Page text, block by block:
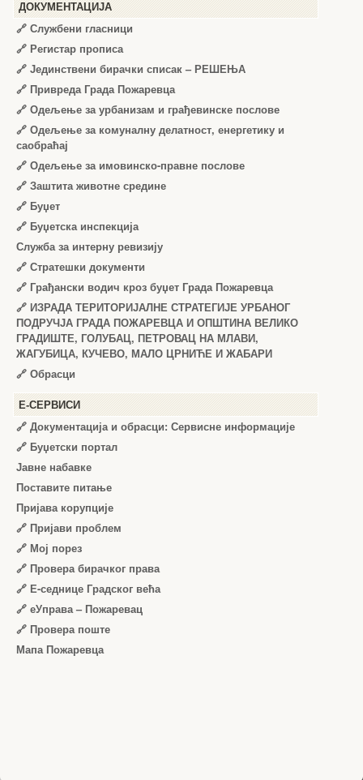
ДОКУМЕНТАЦИЈА
🔗 Службени гласници
🔗 Регистар прописа
🔗 Јединствени бирачки списак – РЕШЕЊА
🔗 Привреда Града Пожаревца
🔗 Одељење за урбанизам и грађевинске послове
🔗 Одељење за комуналну делатност, енергетику и
саобраћај
🔗 Одељење за имовинско-правне послове
🔗 Заштита животне средине
🔗 Буџет
🔗 Буџетска инспекција
Служба за интерну ревизију
🔗 Стратешки документи
🔗 Грађански водич кроз буџет Града Пожаревца
🔗 ИЗРАДА ТЕРИТОРИЈАЛНЕ СТРАТЕГИЈЕ УРБАНОГ
ПОДРУЧЈА ГРАДА ПОЖАРЕВЦА И ОПШТИНА ВЕЛИКО
ГРАДИШТЕ, ГОЛУБАЦ, ПЕТРОВАЦ НА МЛАВИ,
ЖАГУБИЦА, КУЧЕВО, МАЛО ЦРНИЋЕ И ЖАБАРИ
🔗 Обрасци
Е-СЕРВИСИ
🔗 Документација и обрасци: Сервисне информације
🔗 Буџетски портал
Јавне набавке
Поставите питање
Пријава корупције
🔗 Пријави проблем
🔗 Мој порез
🔗 Провера бирачког права
🔗 Е-седнице Градског већа
🔗 еУправа – Пожаревац
🔗 Провера поште
Мапа Пожаревца